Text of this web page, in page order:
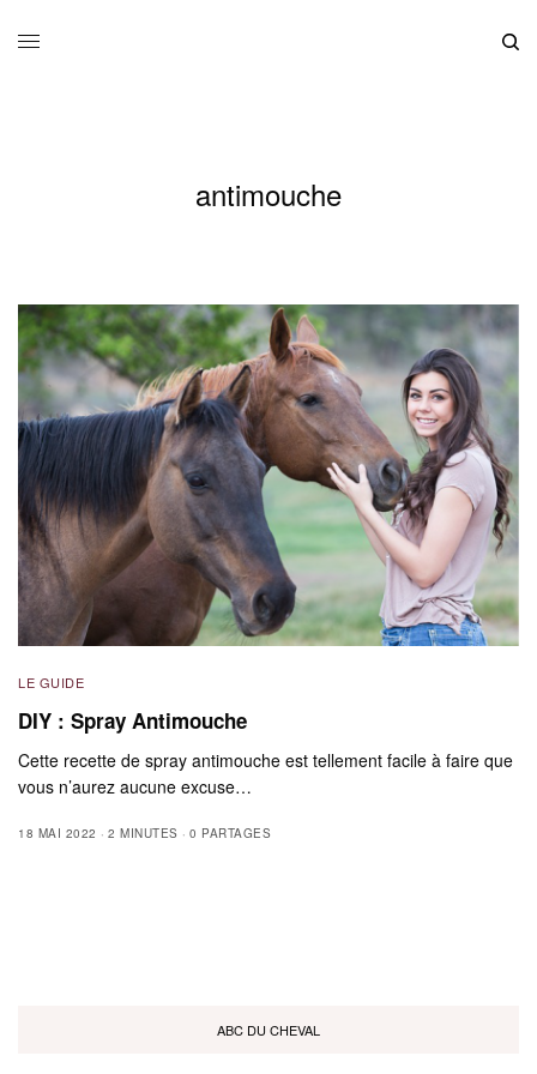
antimouche
LE GUIDE
DIY : Spray Antimouche
Cette recette de spray antimouche est tellement facile à faire que
vous n’aurez aucune excuse…
18 MAI 2022 2 MINUTES 0 PARTAGES
ABC DU CHEVAL